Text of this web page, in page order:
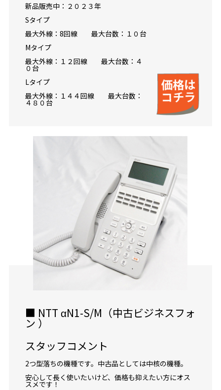
新品販売中：２０２３年
Sタイプ
最大外線：8回線 最大台数：１０台
Mタイプ
最大外線：１２回線 最大台数：４
０台
Lタイプ
最大外線：１４４回線 最大台数：
４８０台
■ NTT αN1-S/M（中古ビジネスフォ
ン ）
スタッフコメント
2つ型落ちの機種です。中古品としては中核の機種。
安心して長く使いたいけど、価格も抑えたい方にオス
スメです！